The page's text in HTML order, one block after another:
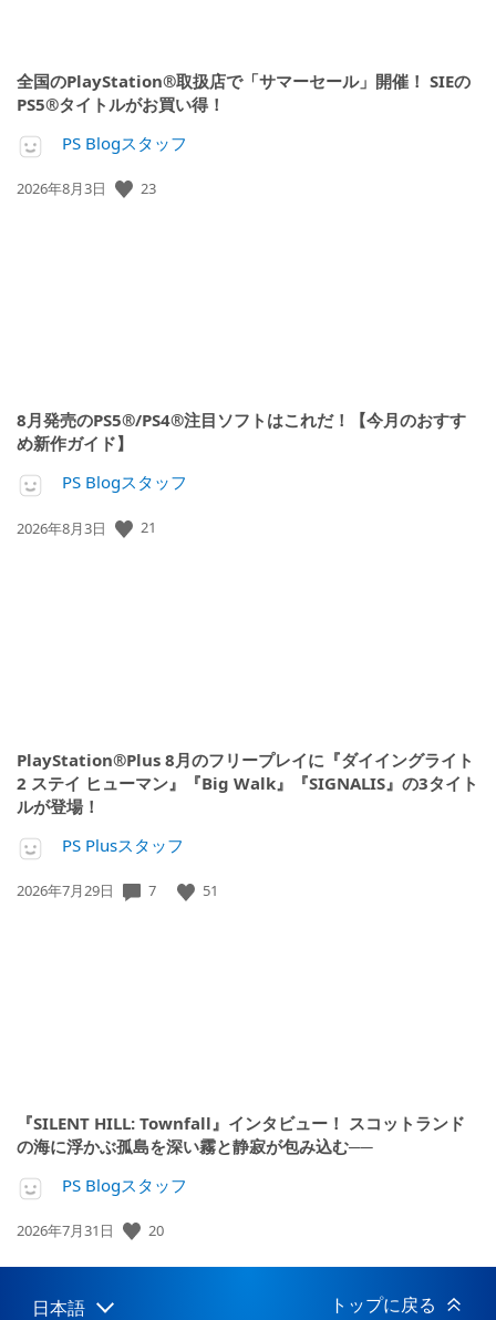
全国のPlayStation®取扱店で「サマーセール」開催！ SIEの
PS5®タイトルがお買い得！
PS Blogスタッフ
公
2026年8月3日 23
8月発売のPS5®/PS4®注目ソフトはこれだ！【今月のおすす
め新作ガイド】
PS Blogスタッフ
公
2026年8月3日 21
PlayStation®Plus 8月のフリープレイに『ダイイングライト
2 ステイ ヒューマン』『Big Walk』『SIGNALIS』の3タイト
ルが登場！
PS Plusスタッフ
公
2026年7月29日 7 51
『SILENT HILL: Townfall』インタビュー！ スコットランド
の海に浮かぶ孤島を深い霧と静寂が包み込む──
PS Blogスタッフ
公
日:
2026年7月31日 20
Select
Current
日本語 トップに戻る